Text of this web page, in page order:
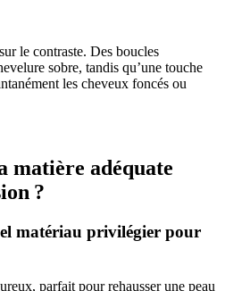
le contraste. Des boucles
sobre, tandis qu’une touche
les cheveux foncés ou
matière adéquate
?
matériau privilégier pour
parfait pour rehausser une peau